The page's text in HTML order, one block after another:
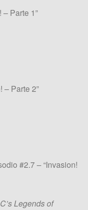
Parte 1”
– Parte 2”
#2.7 – “Invasion!
Legends of